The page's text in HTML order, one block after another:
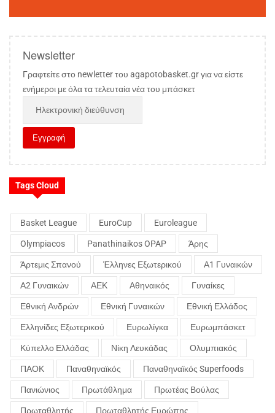
Newsletter
Γραφτείτε στο newletter του agapotobasket.gr για να είστε
ενήμεροι με όλα τα τελευταία νέα του μπάσκετ
Tags Cloud
Basket League EuroCup Euroleague
Olympiacos Panathinaikos OPAP Άρης
Άρτεμις Σπανού Έλληνες Εξωτερικού Α1 Γυναικών
Α2 Γυναικών ΑΕΚ Αθηναικός Γυναίκες
Εθνική Ανδρών Εθνική Γυναικών Εθνική Ελλάδος
Ελληνίδες Εξωτερικού Ευρωλίγκα Ευρωμπάσκετ
Κύπελλο Ελλάδας Νίκη Λευκάδας Ολυμπιακός
ΠΑΟΚ Παναθηναϊκός Παναθηναϊκός Superfoods
Πανιώνιος Πρωτάθλημα Πρωτέας Βούλας
Πρωταθλητής Πρωταθλητής Ευρώπης